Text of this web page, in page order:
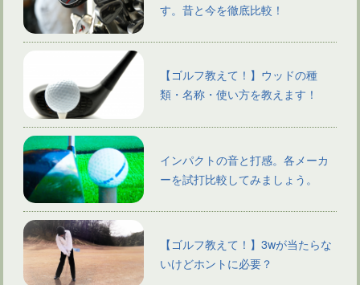
す。昔と今を徹底比較！
【ゴルフ教えて！】ウッドの種
類・名称・使い方を教えます！
インパクトの音と打感。各メーカ
ーを試打比較してみましょう。
【ゴルフ教えて！】3wが当たらな
いけどホントに必要？